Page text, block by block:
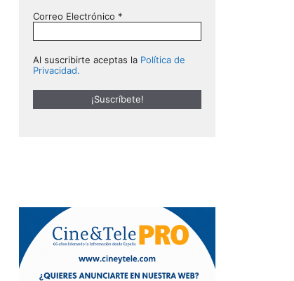
Correo Electrónico *
Al suscribirte aceptas la Política de
Privacidad.